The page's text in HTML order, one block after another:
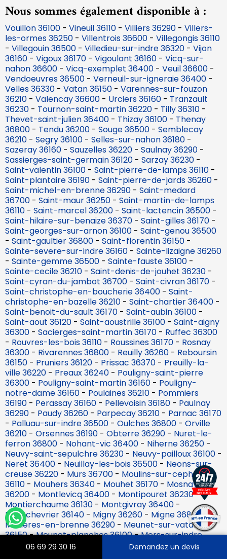
06 69 29 30 16 Demandez un devis
Nous sommes également disponible à :
Vouillon 36100 - Vineuil 36110 - Villiers 36290 - Villers-
les-ormes 36250 - Villentrois 36600 - Villegongis 36110
- Villegouin 36500 - Villedieu-sur-indre 36320 - Vijon
36160 - Vigoux 36170 - Vigoulant 36160 - Vicq-sur-
nahon 36600 - Vicq-exemplet 36400 - Veuil 36600 -
Vendoeuvres 36500 - Verneuil-sur-igneraie 36400 -
Velles 36330 - Vatan 36150 - Varennes-sur-fouzon
36210 - Valencay 36600 - Urciers 36160 - Tranzault
36230 - Tournon-saint-martin 36220 - Tilly 36310 -
Thevet-saint-julien 36400 - Thizay 36100 - Thenay
36800 - Tendu 36200 - Souge 36500 - Semblecay
36210 - Segry 36100 - Selles-sur-nahon 36180 -
Sazeray 36160 - Sauzelles 36220 - Saulnay 36290 -
Sassierges-saint-germain 36120 - Sarzay 36230 -
Saint-valentin 36100 - Saint-pierre-de-lamps 36110 -
Saint-plantaire 36190 - Saint-pierre-de-jards 36260 -
Saint-michel-en-brenne 36290 - Saint-medard
36700 - Saint-maur 36250 - Saint-martin-de-lamps
36110 - Saint-marcel 36200 - Saint-lactencin 36500 -
Saint-hilaire-sur-benaize 36370 - Saint-gilles 36170 -
Saint-georges-sur-arnon 36100 - Saint-genou 36500
- Saint-gaultier 36800 - Saint-florentin 36150 -
Sainte-severe-sur-indre 36160 - Sainte-lizaigne 36260
- Sainte-gemme 36500 - Sainte-fauste 36100 -
Sainte-cecile 36210 - Saint-denis-de-jouhet 36230 -
Saint-cyran-du-jambot 36700 - Saint-civran 36170 -
Saint-christophe-en-boucherie 36400 - Saint-
christophe-en-bazelle 36210 - Saint-chartier 36400 -
Saint-benoit-du-sault 36170 - Saint-aubin 36100 -
Saint-aout 36120 - Saint-aoustrille 36100 - Saint-aigny
36300 - Sacierges-saint-martin 36170 - Ruffec 36300
- Rouvres-les-bois 36110 - Roussines 36170 - Rosnay
36300 - Rivarennes 36800 - Reuilly 36260 - Reboursin
36150 - Pruniers 36120 - Prissac 36370 - Preuilly-la-
ville 36220 - Preaux 36240 - Pouligny-saint-pierre
36300 - Pouligny-saint-martin 36160 - Pouligny-
notre-dame 36160 - Poulaines 36210 - Pommiers
36190 - Perassay 36160 - Pellevoisin 36180 - Paulnay
36290 - Paudy 36260 - Parpecay 36210 - Parnac 36170
- Palluau-sur-indre 36500 - Oulches 36800 - Orville
36210 - Orsennes 36190 - Obterre 36290 - Nuret-le-
ferron 36800 - Nohant-vic 36400 - Niherne 36250 -
Neuvy-saint-sepulchre 36230 - Neuvy-pailloux 36100 -
Neret 36400 - Neuillay-les-bois 36500 - Neons-sur-
creuse 36220 - Murs 36700 - Moulins-sur-cephons
36110 - Mouhers 36340 - Mouhet 36170 - Mosnay
36200 - Montlevicq 36400 - Montipouret 36230-
Montierchaume 36130 - Montgivray 36400 -
Montchevrier 36140 - Migny 36260 - Migne 36800-
Mezieres-en-brenne 36290 - Meunet-sur-vatan
36150-Meunet-planches 36100-Mers-sur-indre
36230-Merigny 36220 Meobecq 36500 -